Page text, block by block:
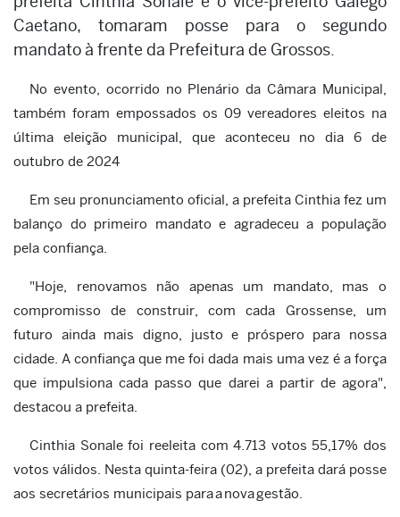
Caetano, tomaram posse para o segundo
mandato à frente da Prefeitura de Grossos.
No evento, ocorrido no Plenário da Câmara Municipal,
também foram empossados os 09 vereadores eleitos na
última eleição municipal, que aconteceu no dia 6 de
outubro de 2024
Em seu pronunciamento oficial, a prefeita Cinthia fez um
balanço do primeiro mandato e agradeceu a população
pela confiança.
"Hoje, renovamos não apenas um mandato, mas o
compromisso de construir, com cada Grossense, um
futuro ainda mais digno, justo e próspero para nossa
cidade. A confiança que me foi dada mais uma vez é a força
que impulsiona cada passo que darei a partir de agora",
destacou a prefeita.
Cinthia Sonale foi reeleita com 4.713 votos 55,17% dos
votos válidos. Nesta quinta-feira (02), a prefeita dará posse
aos secretários municipais para a nova gestão.